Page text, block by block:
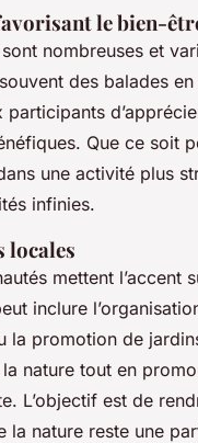
le bien-
nombreuses et
des balades
Que ce soit
une activité plus
infinies.
locales
mettent
inclure
la promotion de
nature tout en
L’objectif est de
la nature reste une